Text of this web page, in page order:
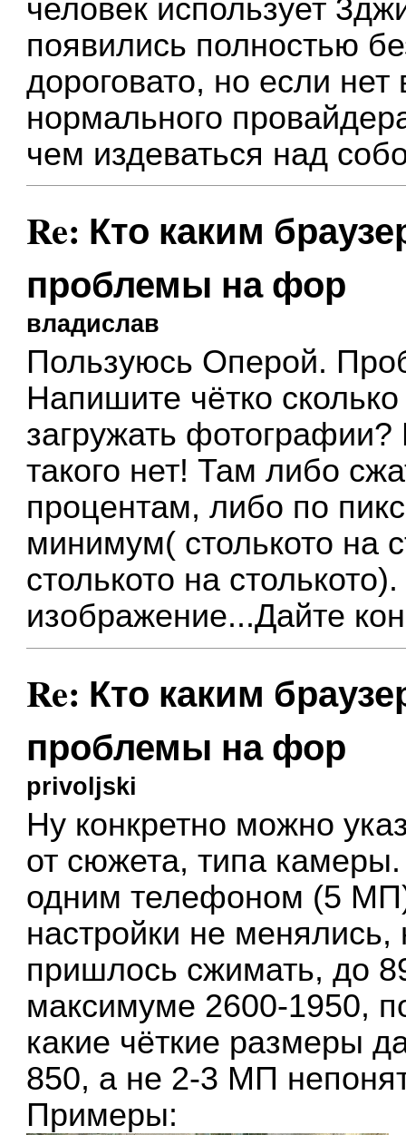
человек использует
появились полностью
дороговато, но если
нормального
чем издеваться над
Re: Кто каким
проблемы на фор
владислав
Пользуюсь Оперой.
Напишите чётко
загружать
такого нет! Там либо
процентам, либо по
минимум( столькото на
столькото на
изображение...Дайте
Re: Кто каким
проблемы на фор
privoljski
Ну конкретно можно
от сюжета, типа
одним телефоном (5
настройки не
пришлось сжимать, до
максимуме 2600-1950,
какие чёткие размеры
850, а не 2-3 МП
Примеры: